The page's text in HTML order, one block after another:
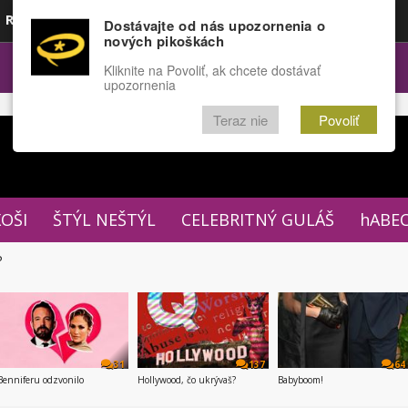
Rozprávky Funny Docu
FÓRUM
ŠTÝL NEŠTÝL CELEBRITNÝ GULÁŠ
31
odzvonilo
137
Hollywood, čo ukrývaš?
64
Babyboom!
Dostávajte od nás upozornenia o
nových pikoškách
Kliknite na Povoliť, ak chcete dostávať
upozornenia
Teraz nie Povoliť